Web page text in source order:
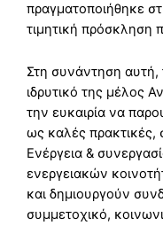
πραγματοποιήθηκε
τιμητική πρόσκληση
Στη συνάντηση
ιδρυτικό της μέλος
την ευκαιρία να
ως καλές πρακτικές,
Ενέργεια &
ενεργειακών
και δημιουργούν
συμμετοχικό,